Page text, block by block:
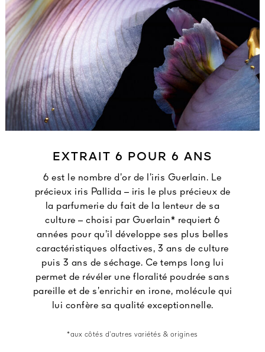
EXTRAIT 6 POUR 6 ANS
6 est le nombre d’or de l’iris Guerlain. Le
précieux iris Pallida – iris le plus précieux de
la parfumerie du fait de la lenteur de sa
culture – choisi par Guerlain* requiert 6
années pour qu’il développe ses plus belles
caractéristiques olfactives, 3 ans de culture
puis 3 ans de séchage. Ce temps long lui
permet de révéler une floralité poudrée sans
pareille et de s’enrichir en irone, molécule qui
lui confère sa qualité exceptionnelle.
*aux côtés d’autres variétés & origines